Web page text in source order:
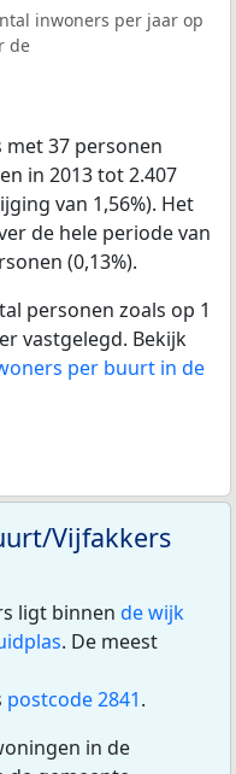
inwoners per jaar op
de
37 personen
in 2013 tot 2.407
van 1,56%). Het
de hele periode van
(0,13%).
personen zoals op 1
vastgelegd. Bekijk
per buurt in de
Vijfakkers
ligt binnen de wijk
. De meest
postcode 2841.
in de